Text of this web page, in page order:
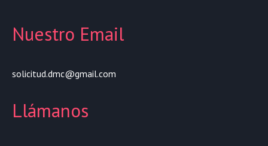
Nuestro Email
solicitud.dmc@gmail.com
Llámanos